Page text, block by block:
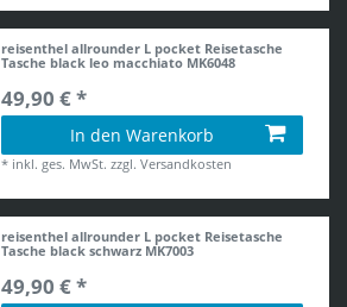
reisenthel allrounder L pocket Reisetasche
Tasche black leo macchiato MK6048
49,90 € *
In den Warenkorb
* inkl. ges. MwSt. zzgl.Versandkosten
reisenthel allrounder L pocket Reisetasche
Tasche black schwarz MK7003
49,90 € *